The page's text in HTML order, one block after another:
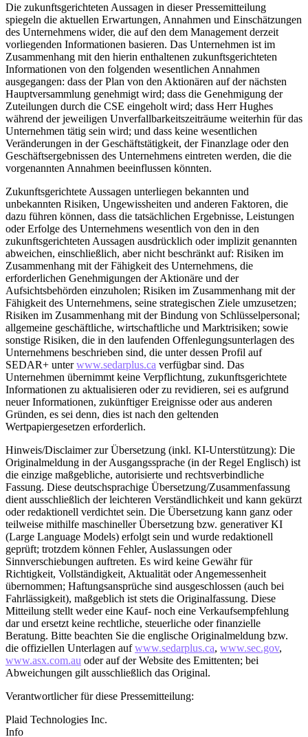
Die zukunftsgerichteten Aussagen in dieser Pressemitteilung
spiegeln die aktuellen Erwartungen, Annahmen und Einschätzungen
des Unternehmens wider, die auf den dem Management derzeit
vorliegenden Informationen basieren. Das Unternehmen ist im
Zusammenhang mit den hierin enthaltenen zukunftsgerichteten
Informationen von den folgenden wesentlichen Annahmen
ausgegangen: dass der Plan von den Aktionären auf der nächsten
Hauptversammlung genehmigt wird; dass die Genehmigung der
Zuteilungen durch die CSE eingeholt wird; dass Herr Hughes
während der jeweiligen Unverfallbarkeitszeiträume weiterhin für das
Unternehmen tätig sein wird; und dass keine wesentlichen
Veränderungen in der Geschäftstätigkeit, der Finanzlage oder den
Geschäftsergebnissen des Unternehmens eintreten werden, die die
vorgenannten Annahmen beeinflussen könnten.
Zukunftsgerichtete Aussagen unterliegen bekannten und
unbekannten Risiken, Ungewissheiten und anderen Faktoren, die
dazu führen können, dass die tatsächlichen Ergebnisse, Leistungen
oder Erfolge des Unternehmens wesentlich von den in den
zukunftsgerichteten Aussagen ausdrücklich oder implizit genannten
abweichen, einschließlich, aber nicht beschränkt auf: Risiken im
Zusammenhang mit der Fähigkeit des Unternehmens, die
erforderlichen Genehmigungen der Aktionäre und der
Aufsichtsbehörden einzuholen; Risiken im Zusammenhang mit der
Fähigkeit des Unternehmens, seine strategischen Ziele umzusetzen;
Risiken im Zusammenhang mit der Bindung von Schlüsselpersonal;
allgemeine geschäftliche, wirtschaftliche und Marktrisiken; sowie
sonstige Risiken, die in den laufenden Offenlegungsunterlagen des
Unternehmens beschrieben sind, die unter dessen Profil auf
SEDAR+ unterwww.sedarplus.ca verfügbar sind. Das
Unternehmen übernimmt keine Verpflichtung, zukunftsgerichtete
Informationen zu aktualisieren oder zu revidieren, sei es aufgrund
neuer Informationen, zukünftiger Ereignisse oder aus anderen
Gründen, es sei denn, dies ist nach den geltenden
Wertpapiergesetzen erforderlich.
Hinweis/Disclaimer zur Übersetzung (inkl. KI-Unterstützung): Die
Originalmeldung in der Ausgangssprache (in der Regel Englisch) ist
die einzige maßgebliche, autorisierte und rechtsverbindliche
Fassung. Diese deutschsprachige Übersetzung/Zusammenfassung
dient ausschließlich der leichteren Verständlichkeit und kann gekürzt
oder redaktionell verdichtet sein. Die Übersetzung kann ganz oder
teilweise mithilfe maschineller Übersetzung bzw. generativer KI
(Large Language Models) erfolgt sein und wurde redaktionell
geprüft; trotzdem können Fehler, Auslassungen oder
Sinnverschiebungen auftreten. Es wird keine Gewähr für
Richtigkeit, Vollständigkeit, Aktualität oder Angemessenheit
übernommen; Haftungsansprüche sind ausgeschlossen (auch bei
Fahrlässigkeit), maßgeblich ist stets die Originalfassung. Diese
Mitteilung stellt weder eine Kauf- noch eine Verkaufsempfehlung
dar und ersetzt keine rechtliche, steuerliche oder finanzielle
Beratung. Bitte beachten Sie die englische Originalmeldung bzw.
die offiziellen Unterlagen aufwww.sedarplus.ca, www.sec.gov,
www.asx.com.au oder auf der Website des Emittenten; bei
Abweichungen gilt ausschließlich das Original.
Verantwortlicher für diese Pressemitteilung:
Plaid Technologies Inc.
Info